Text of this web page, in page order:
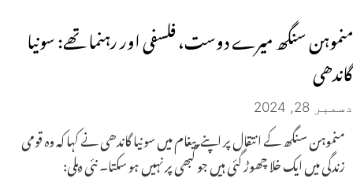
منموہن سنگھ میرے دوست، فلسفی اور رہنما تھے: سونیا
گاندھی
دسمبر 28, 2024
منموہن سنگھ کے انتقال پر اپنے پیغام میں سونیا گاندھی نے کہا کہ وہ قومی
زندگی میں ایک خلا چھوڑ گئی ہیں جو کبھی پر نہیں ہو سکتا۔ نئی دہلی: